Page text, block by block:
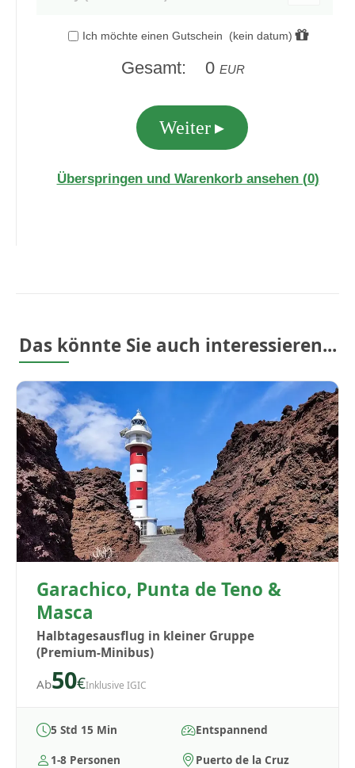
Das könnte Sie auch interessieren...
Garachico, Punta de Teno &
Masca
Halbtagesausflug in kleiner Gruppe
(Premium-Minibus)
Ab50€Inklusive IGIC
5 Std 15 Min
Entspannend
1-8 Personen
Puerto de la Cruz